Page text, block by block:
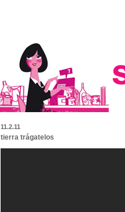
11.2.11
tierra trágatelos